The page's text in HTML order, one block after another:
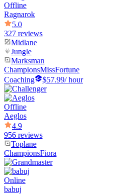
Offline
Ragnarok
5.0
327 reviews
Midlane
Jungle
Marksman
ChampionsMissFortune
Coaching
$57.99/ hour
Offline
Aeglos
4.9
956 reviews
Toplane
ChampionsFiora
Online
babuj